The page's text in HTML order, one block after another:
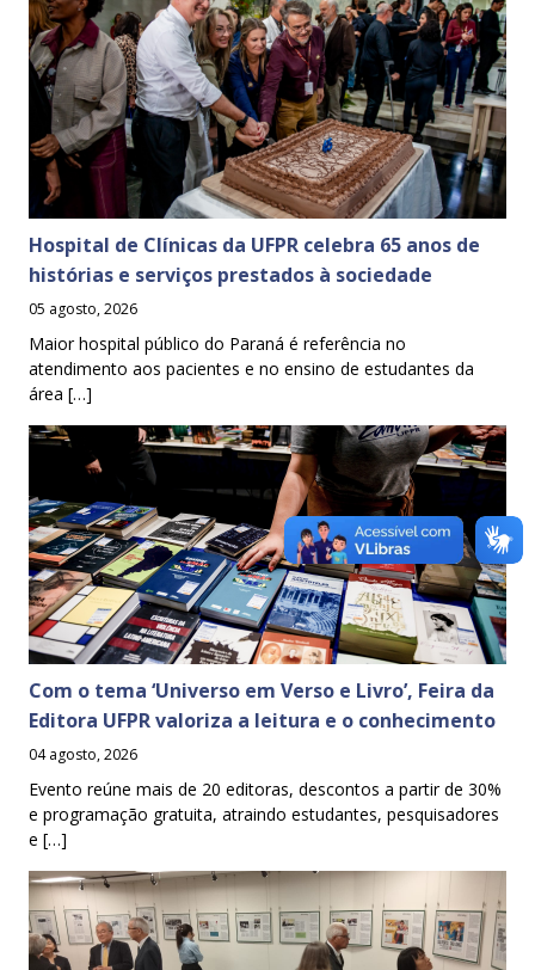
Hospital de Clínicas da UFPR celebra 65 anos de
histórias e serviços prestados à sociedade
05 agosto, 2026
Maior hospital público do Paraná é referência no
atendimento aos pacientes e no ensino de estudantes da
área […]
Com o tema ‘Universo em Verso e Livro’, Feira da
Editora UFPR valoriza a leitura e o conhecimento
04 agosto, 2026
Evento reúne mais de 20 editoras, descontos a partir de 30%
e programação gratuita, atraindo estudantes, pesquisadores
e […]